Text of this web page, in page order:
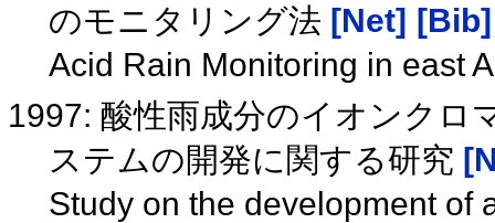
のモニタリング法 [Net] [Bib]
Acid Rain Monitoring in east
1997: 酸性雨成分のイオンクロ
ステムの開発に関する研究
Study on the development of